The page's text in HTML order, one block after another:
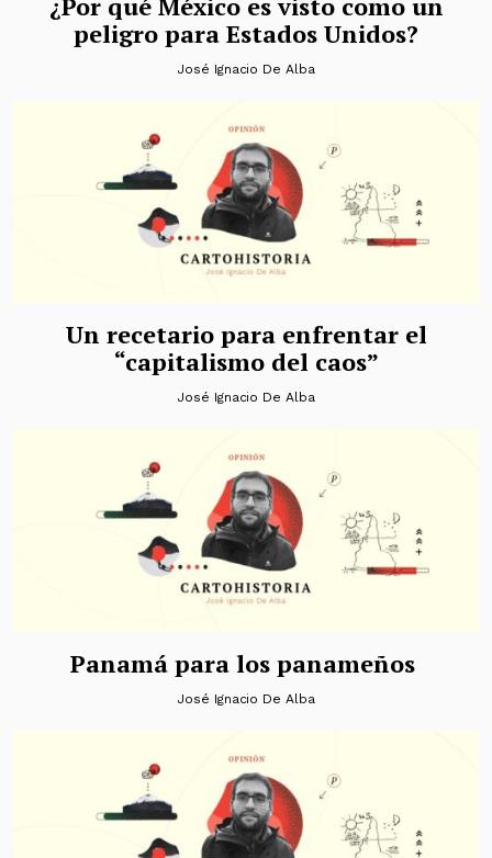
peligro para Estados Unidos?
José Ignacio De Alba
Un recetario para enfrentar el
“capitalismo del caos”
José Ignacio De Alba
Panamá para los panameños
José Ignacio De Alba